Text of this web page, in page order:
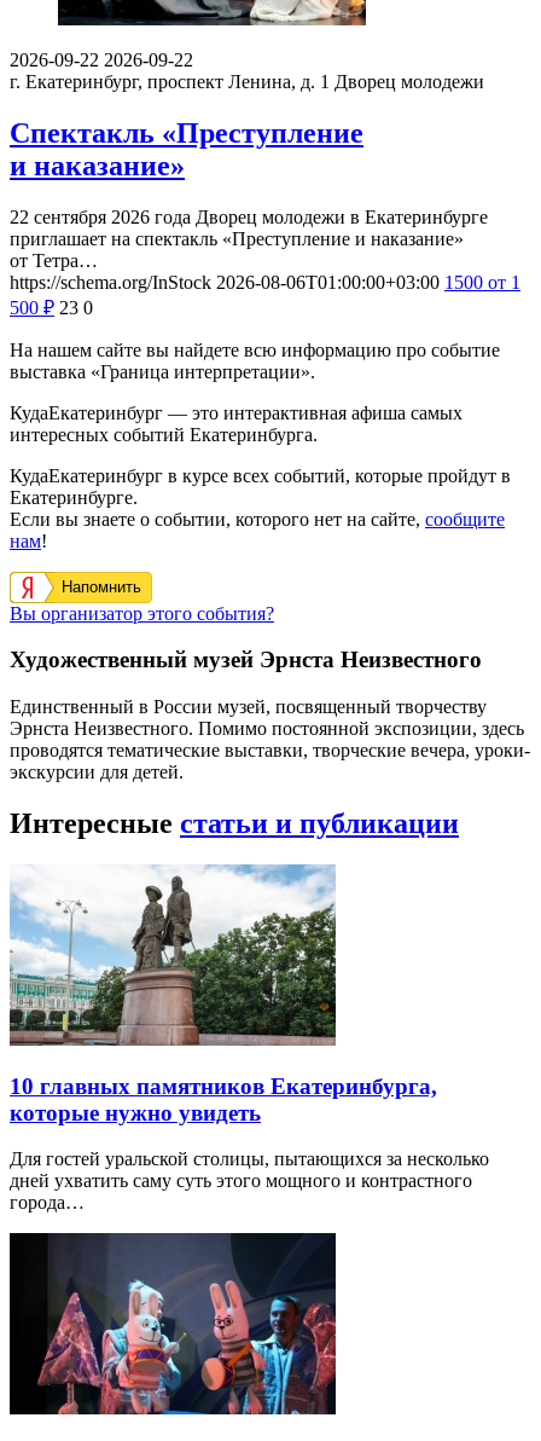
2026-09-22 2026-09-22
г. Екатеринбург, проспект Ленина, д. 1 Дворец молодежи
Спектакль «Преступление
и наказание»
22 сентября 2026 года Дворец молодежи в Екатеринбурге
приглашает на спектакль «Преступление и наказание»
от Тетра…
https://schema.org/InStock 2026-08-06T01:00:00+03:00 1500 от 1
500 ₽ 23 0
На нашем сайте вы найдете всю информацию про событие
выставка «Граница интерпретации».
КудаЕкатеринбург — это интерактивная афиша самых
интересных событий Екатеринбурга.
КудаЕкатеринбург в курсе всех событий, которые пройдут в
Екатеринбурге.
Если вы знаете о событии, которого нет на сайте, сообщите
нам!
Напомнить
Вы организатор этого события?
Художественный музей Эрнста Неизвестного
Единственный в России музей, посвященный творчеству
Эрнста Неизвестного. Помимо постоянной экспозиции, здесь
проводятся тематические выставки, творческие вечера, уроки-
экскурсии для детей.
Интересные статьи и публикации
10 главных памятников Екатеринбурга,
которые нужно увидеть
Для гостей уральской столицы, пытающихся за несколько
дней ухватить саму суть этого мощного и контрастного
города…